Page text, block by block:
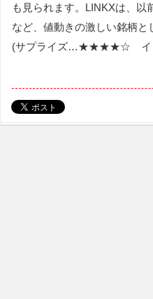
も見られます。LINKXは、以
など、値動きの激しい銘柄と
(サプライズ…★★★★☆